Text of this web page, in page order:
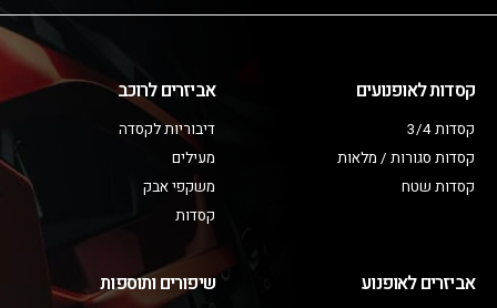
קסדות לאופנועים
קסדות 3/4
קסדות סגורות / מלאות
קסדות שטח
אביזרים לרוכב
דיבוריות לקסדה
מעילים
משקפי אבק
קסדות
אביזרים לאופנוע שיפורים ותוספות